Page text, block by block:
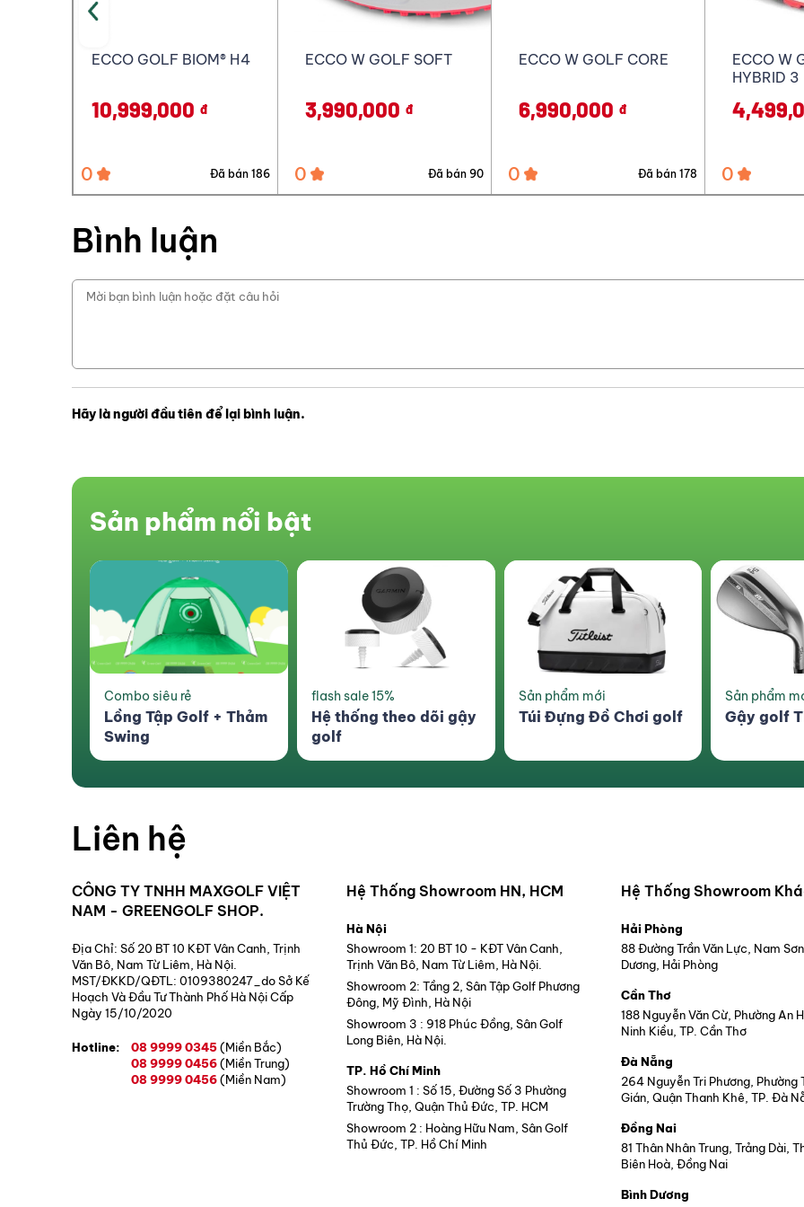
ECCO W GOLF SOFT
3,990,000 đ
0 Đã bán 90
ECCO W GOLF CORE
6,990,000 đ
0 Đã bán 178
ECCO W GOLF BIOM
4,499,000 đ
0 Đã bán 32
ECCO W
PRO
0
Bình luận
Hãy là người đầu tiên để lại bình luận.
Sản phẩm nổi bật
flash sale 15%
Hệ thống theo dõi gậy
golf
Sản phẩm mới
Túi Đựng Đồ Chơi golf
Sản phẩm mới
Gậy golf Titliest SM8
Combo siêu
Lồng Tập
Liên hệ
CÔNG TY TNHH MAXGOLF VIỆT
NAM - GREENGOLF SHOP.
Địa Chỉ: Số 20 BT 10 KĐT Vân Canh, Trịnh
Văn Bô, Nam Từ Liêm, Hà Nội.
MST/ĐKKD/QĐTL: 0109380247_do Sở Kế
Hoạch Và Đầu Tư Thành Phố Hà Nội Cấp
Ngày 15/10/2020
Hotline: 08 9999 0345(Miền Bắc)
08 9999 0456(Miền Trung)
08 9999 0456(Miền Nam)
Hệ Thống Showroom HN, HCM
Hà Nội
Showroom 1: 20 BT 10 - KĐT Vân Canh,
Trịnh Văn Bô, Nam Từ Liêm, Hà Nội.
Showroom 2: Tầng 2, Sân Tập Golf Phương
Đông, Mỹ Đình, Hà Nội
Showroom 3 : 918 Phúc Đồng, Sân Golf
Long Biên, Hà Nội.
TP. Hồ Chí Minh
Showroom 1 : Số 15, Đường Số 3 Phường
Trường Thọ, Quận Thủ Đức, TP. HCM
Showroom 2 : Hoàng Hữu Nam, Sân Golf
Thủ Đức, TP. Hồ Chí Minh
Hệ Thống Showroom
Hải Phòng
88 Đường Trần Văn Lực, Nam
Dương, Hải Phòng
Cần Thơ
188 Nguyễn Văn Cừ, Phường An
Ninh Kiều, TP. Cần Thơ
Đà Nẵng
264 Nguyễn Tri Phương, Phường
Gián, Quận Thanh Khê, TP. Đà
Đồng Nai
81 Thân Nhân Trung, Trảng Dài,
Biên Hoà, Đồng Nai
Bình Dương